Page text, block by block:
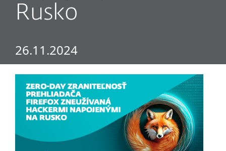
Rusko
26.11.2024